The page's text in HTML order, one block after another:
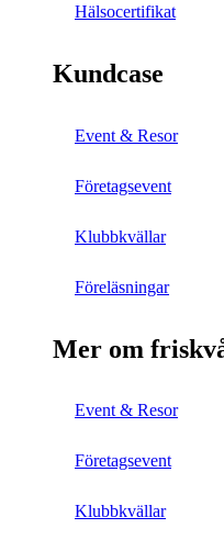
Hälsocertifikat
Kundcase
Event & Resor
Företagsevent
Klubbkvällar
Föreläsningar
Mer om
Event & Resor
Företagsevent
Klubbkvällar